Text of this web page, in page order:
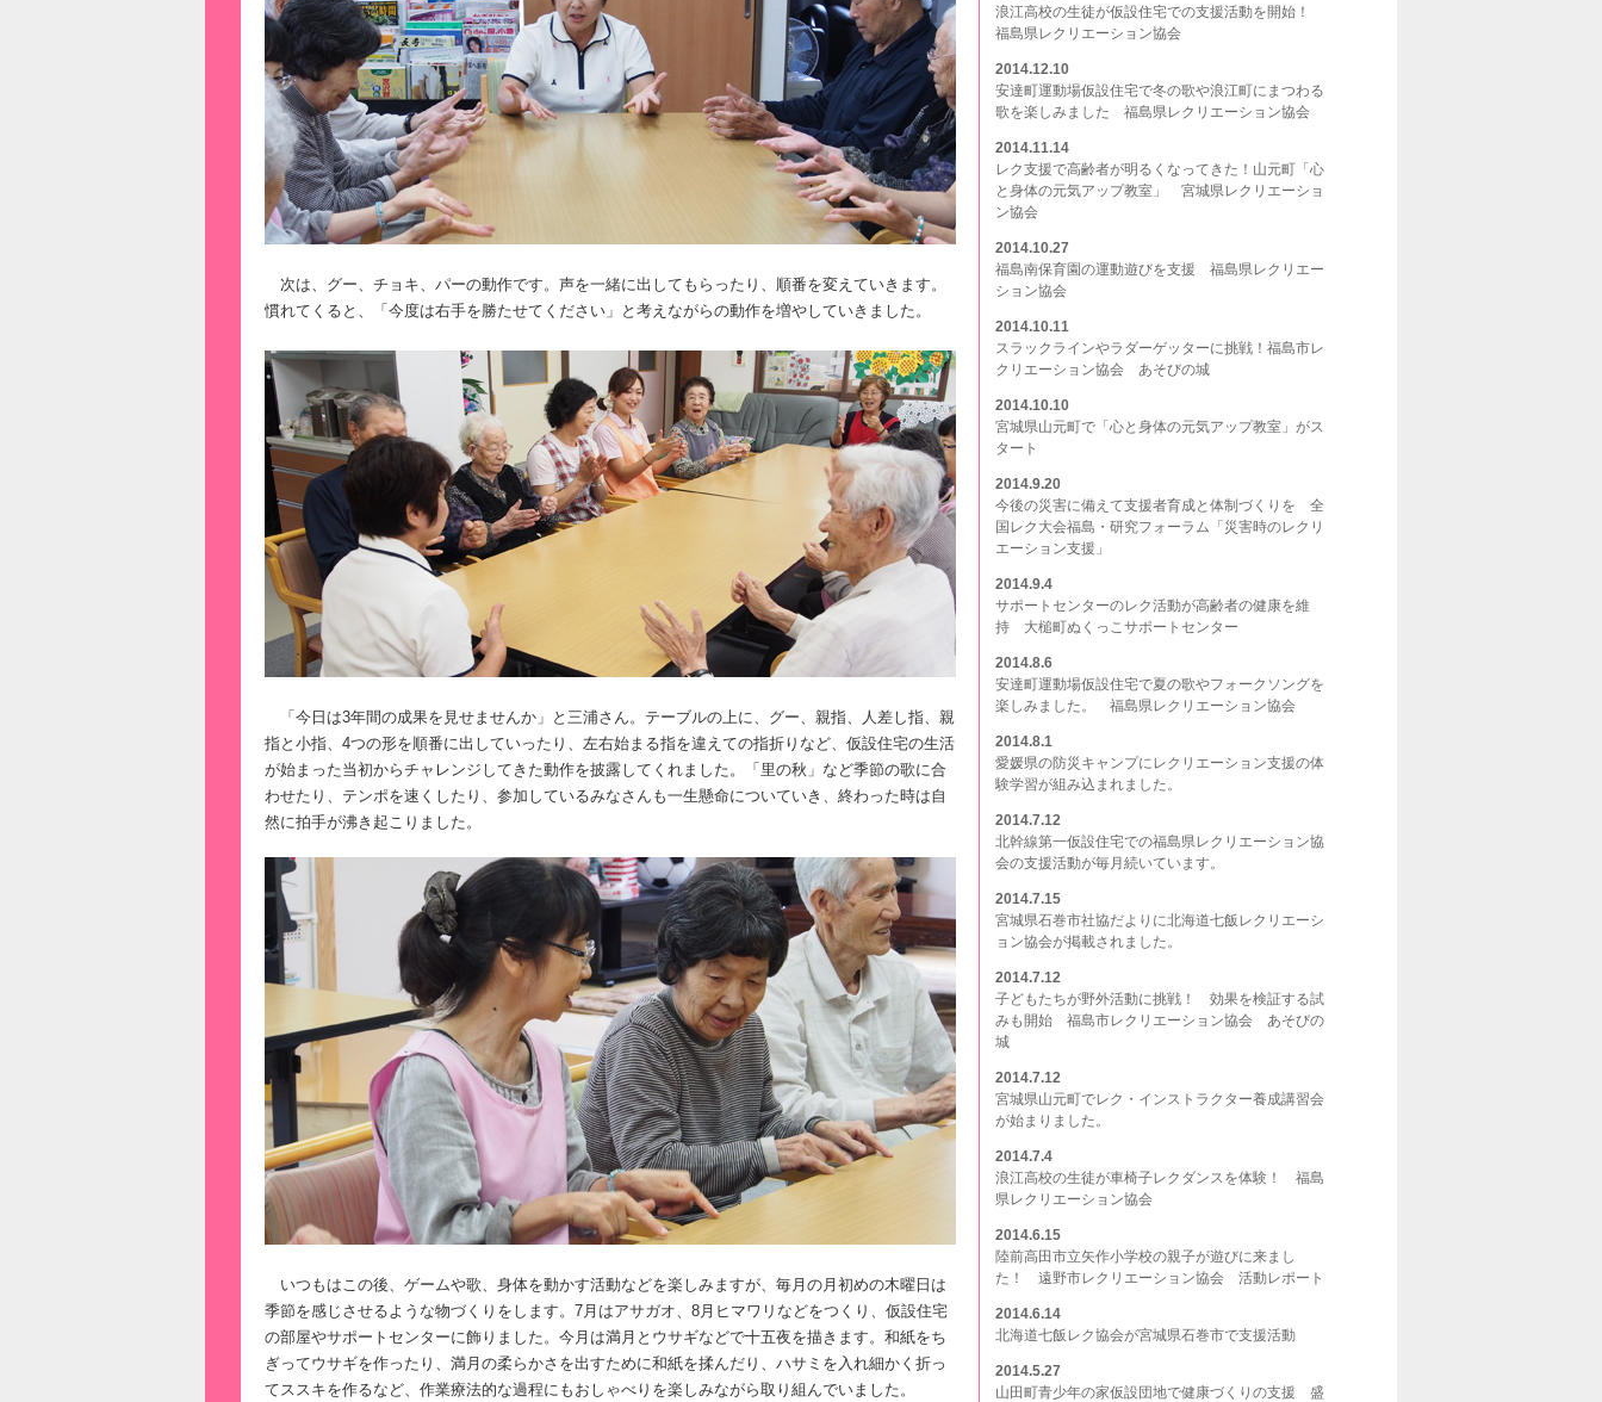
浪江高校の生徒が仮設住宅での支援活動を開始！
福島県レクリエーション協会
2014.12.10
安達町運動場仮設住宅で冬の歌や浪江町にまつわる
歌を楽しみました 福島県レクリエーション協会
2014.11.14
レク支援で高齢者が明るくなってきた！山元町「心
と身体の元気アップ教室」 宮城県レクリエーショ
ン協会
2014.10.27
福島南保育園の運動遊びを支援 福島県レクリエー
ション協会
2014.10.11
スラックラインやラダーゲッターに挑戦！福島市レ
クリエーション協会 あそびの城
2014.10.10
宮城県山元町で「心と身体の元気アップ教室」がス
タート
2014.9.20
今後の災害に備えて支援者育成と体制づくりを 全
国レク大会福島・研究フォーラム「災害時のレクリ
エーション支援」
2014.9.4
サポートセンターのレク活動が高齢者の健康を維
持 大槌町ぬくっこサポートセンター
2014.8.6
安達町運動場仮設住宅で夏の歌やフォークソングを
楽しみました。 福島県レクリエーション協会
2014.8.1
愛媛県の防災キャンプにレクリエーション支援の体
験学習が組み込まれました。
2014.7.12
北幹線第一仮設住宅での福島県レクリエーション協
会の支援活動が毎月続いています。
2014.7.15
宮城県石巻市社協だよりに北海道七飯レクリエーシ
ョン協会が掲載されました。
2014.7.12
子どもたちが野外活動に挑戦！ 効果を検証する試
みも開始 福島市レクリエーション協会 あそびの
城
2014.7.12
宮城県山元町でレク・インストラクター養成講習会
が始まりました。
2014.7.4
浪江高校の生徒が車椅子レクダンスを体験！ 福島
県レクリエーション協会
2014.6.15
陸前高田市立矢作小学校の親子が遊びに来まし
た！ 遠野市レクリエーション協会 活動レポート
2014.6.14
北海道七飯レク協会が宮城県石巻市で支援活動
2014.5.27
山田町青少年の家仮設団地で健康づくりの支援 盛
次は、グー、チョキ、パーの動作です。声を一緒に出してもらったり、順番を変えていきます。
慣れてくると、「今度は右手を勝たせてください」と考えながらの動作を増やしていきました。
「今日は3年間の成果を見せませんか」と三浦さん。テーブルの上に、グー、親指、人差し指、親
指と小指、4つの形を順番に出していったり、左右始まる指を違えての指折りなど、仮設住宅の生活
が始まった当初からチャレンジしてきた動作を披露してくれました。「里の秋」など季節の歌に合
わせたり、テンポを速くしたり、参加しているみなさんも一生懸命についていき、終わった時は自
然に拍手が沸き起こりました。
いつもはこの後、ゲームや歌、身体を動かす活動などを楽しみますが、毎月の月初めの木曜日は
季節を感じさせるような物づくりをします。7月はアサガオ、8月ヒマワリなどをつくり、仮設住宅
の部屋やサポートセンターに飾りました。今月は満月とウサギなどで十五夜を描きます。和紙をち
ぎってウサギを作ったり、満月の柔らかさを出すために和紙を揉んだり、ハサミを入れ細かく折っ
てススキを作るなど、作業療法的な過程にもおしゃべりを楽しみながら取り組んでいました。